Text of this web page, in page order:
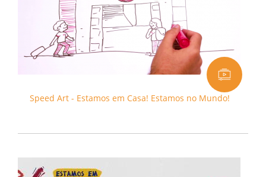
Speed Art - Estamos em Casa! Estamos no Mundo!